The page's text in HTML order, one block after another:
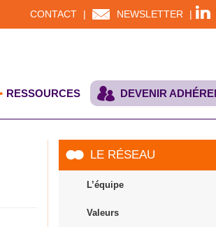
CONTACT | NEWSLETTER |
RESSOURCES DEVENIR
LE RÉSEAU
L’équipe
Valeurs